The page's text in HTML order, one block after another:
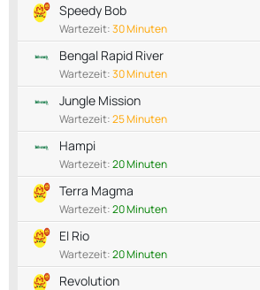
Speedy Bob
Wartezeit:30 Minuten
Bengal Rapid River
Wartezeit:30 Minuten
Jungle Mission
Wartezeit:25 Minuten
Hampi
Wartezeit:20 Minuten
Terra Magma
Wartezeit:20 Minuten
El Rio
Wartezeit:20 Minuten
Revolution